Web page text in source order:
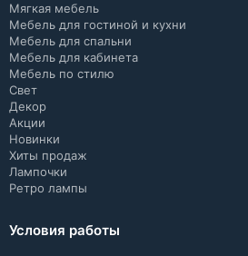
Мягкая мебель
Мебель для гостиной и кухни
Мебель для спальни
Мебель для кабинета
Мебель по стилю
Свет
Декор
Акции
Новинки
Хиты продаж
Лампочки
Ретро лампы
Условия работы